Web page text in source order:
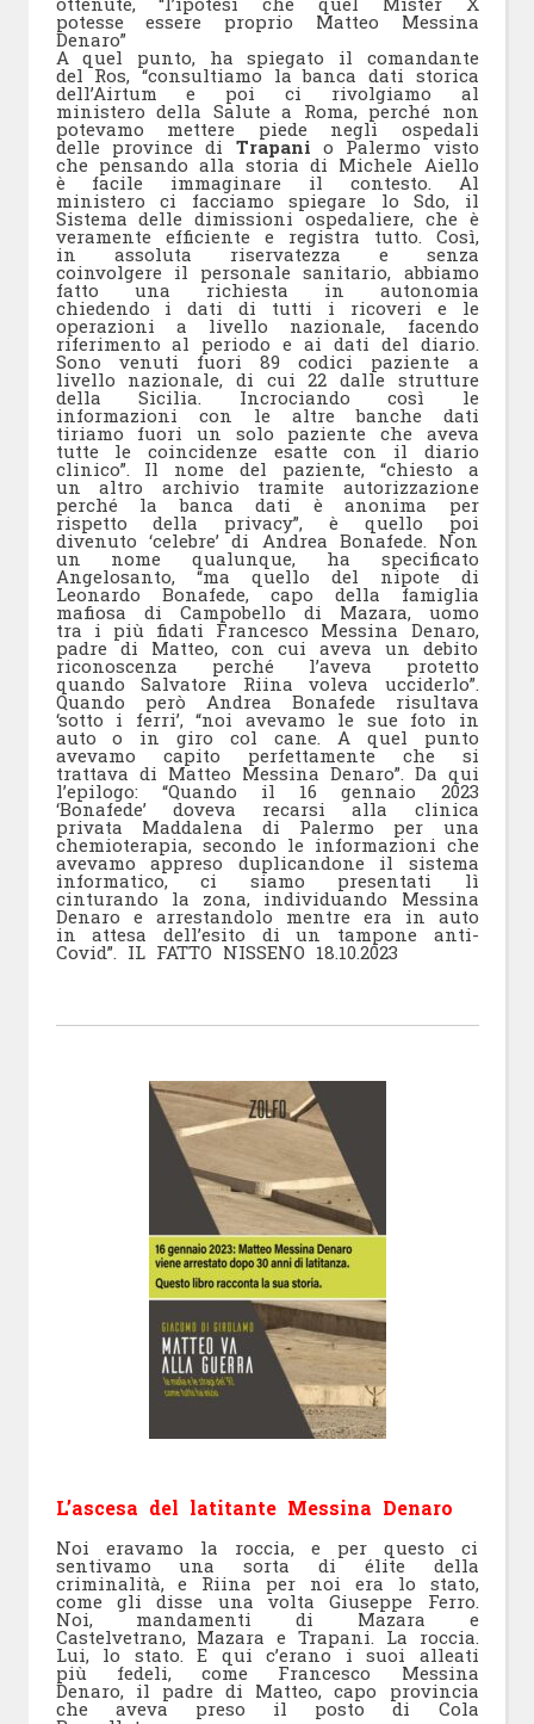
potesse essere proprio Matteo Messina
Denaro”
A quel punto, ha spiegato il comandante
del Ros, “consultiamo la banca dati storica
dell’Airtum e poi ci rivolgiamo al
ministero della Salute a Roma, perché non
potevamo mettere piede negli ospedali
delle province di Trapani o Palermo visto
che pensando alla storia di Michele Aiello
è facile immaginare il contesto. Al
ministero ci facciamo spiegare lo Sdo, il
Sistema delle dimissioni ospedaliere, che è
veramente efficiente e registra tutto. Così,
in assoluta riservatezza e senza
coinvolgere il personale sanitario, abbiamo
fatto una richiesta in autonomia
chiedendo i dati di tutti i ricoveri e le
operazioni a livello nazionale, facendo
riferimento al periodo e ai dati del diario.
Sono venuti fuori 89 codici paziente a
livello nazionale, di cui 22 dalle strutture
della Sicilia. Incrociando così le
informazioni con le altre banche dati
tiriamo fuori un solo paziente che aveva
tutte le coincidenze esatte con il diario
clinico”. Il nome del paziente, “chiesto a
un altro archivio tramite autorizzazione
perché la banca dati è anonima per
rispetto della privacy”, è quello poi
divenuto ‘celebre’ di Andrea Bonafede. Non
un nome qualunque, ha specificato
Angelosanto, “ma quello del nipote di
Leonardo Bonafede, capo della famiglia
mafiosa di Campobello di Mazara, uomo
tra i più fidati Francesco Messina Denaro,
padre di Matteo, con cui aveva un debito
riconoscenza perché l’aveva protetto
quando Salvatore Riina voleva ucciderlo”.
Quando però Andrea Bonafede risultava
‘sotto i ferri’, “noi avevamo le sue foto in
auto o in giro col cane. A quel punto
avevamo capito perfettamente che si
trattava di Matteo Messina Denaro”. Da qui
l’epilogo: “Quando il 16 gennaio 2023
‘Bonafede’ doveva recarsi alla clinica
privata Maddalena di Palermo per una
chemioterapia, secondo le informazioni che
avevamo appreso duplicandone il sistema
informatico, ci siamo presentati lì
cinturando la zona, individuando Messina
Denaro e arrestandolo mentre era in auto
in attesa dell’esito di un tampone anti-
Covid”. IL FATTO NISSENO 18.10.2023
L’ascesa del latitante Messina Denaro
Noi eravamo la roccia, e per questo ci
sentivamo una sorta di élite della
criminalità, e Riina per noi era lo stato,
come gli disse una volta Giuseppe Ferro.
Noi, mandamenti di Mazara e
Castelvetrano, Mazara e Trapani. La roccia.
Lui, lo stato. E qui c’erano i suoi alleati
più fedeli, come Francesco Messina
Denaro, il padre di Matteo, capo provincia
che aveva preso il posto di Cola